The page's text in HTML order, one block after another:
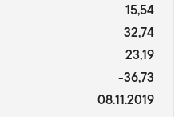
15,54
32,74
23,19
-36,73
08.11.2019